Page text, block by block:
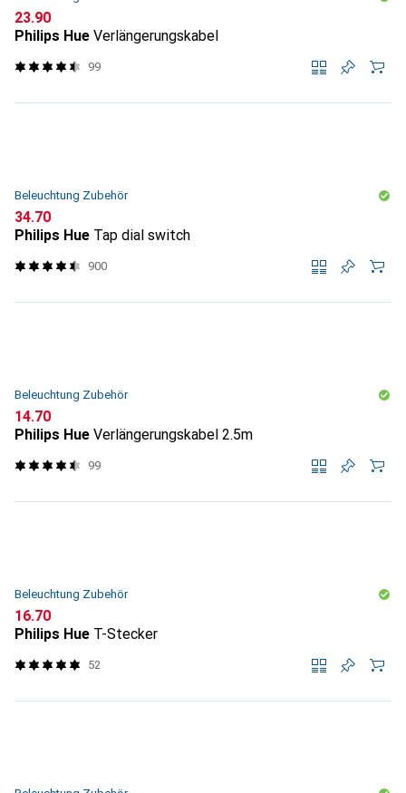
CHF
23.90
Philips Hue Verlängerungskabel
99
Beleuchtung Zubehör
CHF
34.70
Philips Hue Tap dial switch
900
Beleuchtung Zubehör
CHF
14.70
Philips Hue Verlängerungskabel 2.5m
99
Beleuchtung Zubehör
CHF
16.70
Philips Hue T-Stecker
52